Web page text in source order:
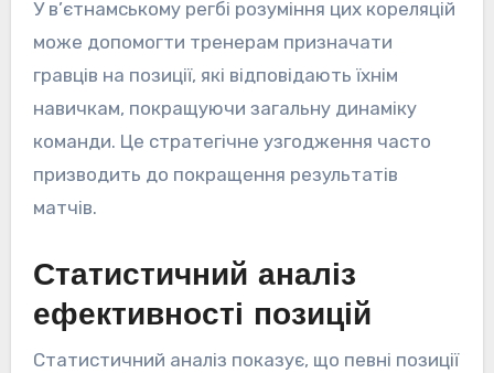
У в’єтнамському регбі розуміння цих кореляцій
може допомогти тренерам призначати
гравців на позиції, які відповідають їхнім
навичкам, покращуючи загальну динаміку
команди. Це стратегічне узгодження часто
призводить до покращення результатів
матчів.
Статистичний аналіз
ефективності позицій
Статистичний аналіз показує, що певні позиції